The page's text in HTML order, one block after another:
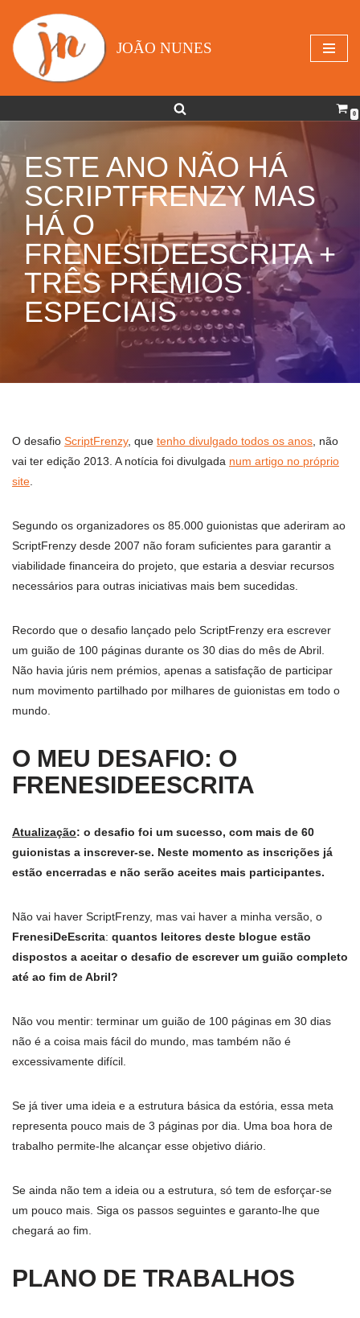
Avançar
para
JOÃO NUNES
0
ESTE ANO NÃO HÁ
SCRIPTFRENZY MAS
HÁ O
FRENESIDEESCRITA +
TRÊS PRÉMIOS
ESPECIAIS
O desafio ScriptFrenzy, que tenho divulgado todos os anos , não
vai ter edição 2013. A notícia foi divulgada num artigo no próprio
site
Segundo os organizadores os 85.000 guionistas que aderiram ao
ScriptFrenzy desde 2007 não foram suficientes para garantir a
viabilidade financeira do projeto, que estaria a desviar recursos
necessários para outras iniciativas mais bem sucedidas.
Recordo que o desafio lançado pelo ScriptFrenzy era escrever
um guião de 100 páginas durante os 30 dias do mês de Abril.
Não havia júris nem prémios, apenas a satisfação de participar
num movimento partilhado por milhares de guionistas em todo o
mundo.
O MEU DESAFIO: O
FRENESIDEESCRITA
Atualização: o desafio foi um sucesso, com mais de 60
guionistas a inscrever-se. Neste momento as inscrições já
estão encerradas e não serão aceites mais participantes.
Não vai haver ScriptFrenzy, mas vai haver a minha versão, o
FrenesiDeEscrita: quantos leitores deste blogue estão
dispostos a aceitar o desafio de escrever um guião completo
até ao fim de Abril?
Não vou mentir: terminar um guião de 100 páginas em 30 dias
não é a coisa mais fácil do mundo, mas também não é
excessivamente difícil.
Se já tiver uma ideia e a estrutura básica da estória, essa meta
representa pouco mais de 3 páginas por dia. Uma boa hora de
trabalho permite-lhe alcançar esse objetivo diário.
Se ainda não tem a ideia ou a estrutura, só tem de esforçar-se
um pouco mais. Siga os passos seguintes e garanto-lhe que
chegará ao fim.
PLANO DE TRABALHOS